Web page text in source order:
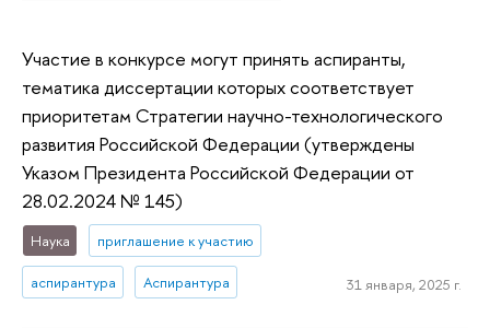
Участие в конкурсе могут принять аспиранты,
тематика диссертации которых соответствует
приоритетам Стратегии научно-технологического
развития Российской Федерации (утверждены
Указом Президента Российской Федерации от
28.02.2024 № 145)
Наука приглашение к участию
аспирантура Аспирантура 31 января, 2025 г.